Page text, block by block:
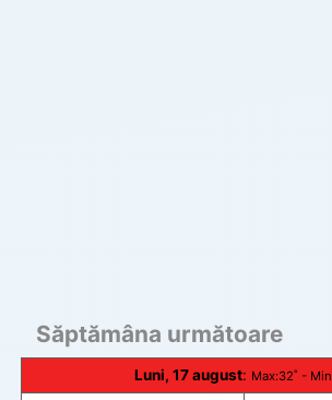
Săptămâna următoare
Luni, 17 august: Max:32˚ - Min